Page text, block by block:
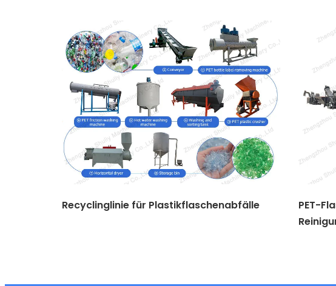
Recyclinglinie für Plastikflaschenabfälle
PET-